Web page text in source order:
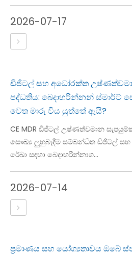
2026-07-17
ඩිජිටල් සහ අධෝරක්ත
පද්ධතිය: බෙදාහරින්නන් ස්මාර්ට්
වෙත මාරු විය යුත්තේ ඇයි?
CE MDR ඩිජිටල් උෂ්ණත්වමාන
සෞඛ්‍ය ලුහුබැඳීම සම්බන්ධිත ඩිජිටල්
රේඛා සඳහා බෙදාහරින්නාග...
2026-07-14
ප්‍රමාණය සහ යෝග්‍යතාවය ඔබේ